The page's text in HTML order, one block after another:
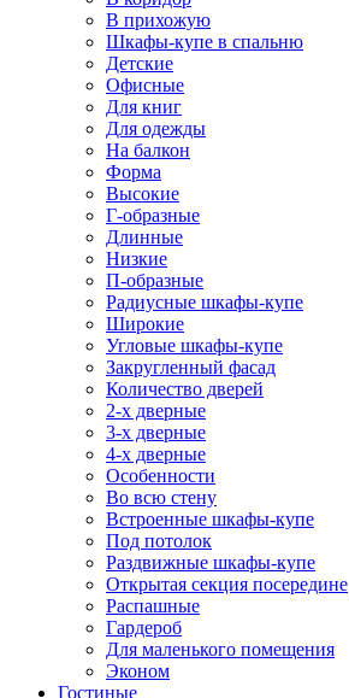
В прихожую
Шкафы-купе в спальню
Детские
Офисные
Для книг
Для одежды
На балкон
Форма
Высокие
Г-образные
Длинные
Низкие
П-образные
Радиусные шкафы-купе
Широкие
Угловые шкафы-купе
Закругленный фасад
Количество дверей
2-х дверные
3-х дверные
4-х дверные
Особенности
Во всю стену
Встроенные шкафы-купе
Под потолок
Раздвижные шкафы-купе
Открытая секция посередине
Распашные
Гардероб
Для маленького помещения
Эконом
Гостиные